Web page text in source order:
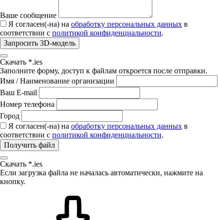
Ваше сообщение
Я согласен(-на) на обработку персональных данных в
соответствии с политикой конфиденциальности.
Запросить 3D-модель
Скачать *.ies
Заполните форму, доступ к файлам откроется после отправки.
Имя / Наименование организации
Ваш E-mail
Номер телефона
Город
Я согласен(-на) на обработку персональных данных в
соответствии с политикой конфиденциальности.
Получить файл
Скачать *.ies
Если загрузка файла не началась автоматически, нажмите на
кнопку.